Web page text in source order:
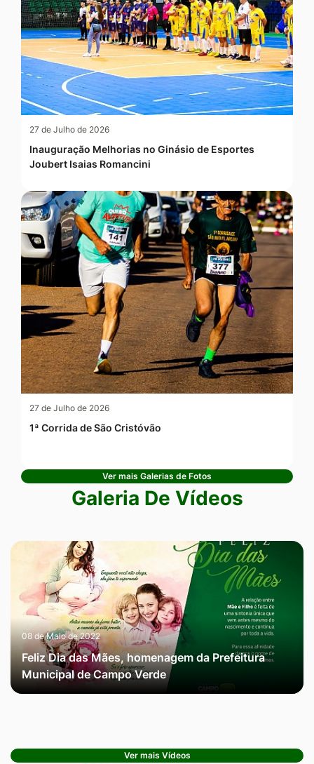
27 de Julho de 2026
Inauguração Melhorias no Ginásio de Esportes
Joubert Isaias Romancini
27 de Julho de 2026
1ª Corrida de São Cristóvão
Ver mais Galerias de Fotos
Galeria De Vídeos
08 de Maio de 2022
Feliz Dia das Mães, homenagem da Prefeitura
Municipal de Campo Verde
Ver mais Vídeos